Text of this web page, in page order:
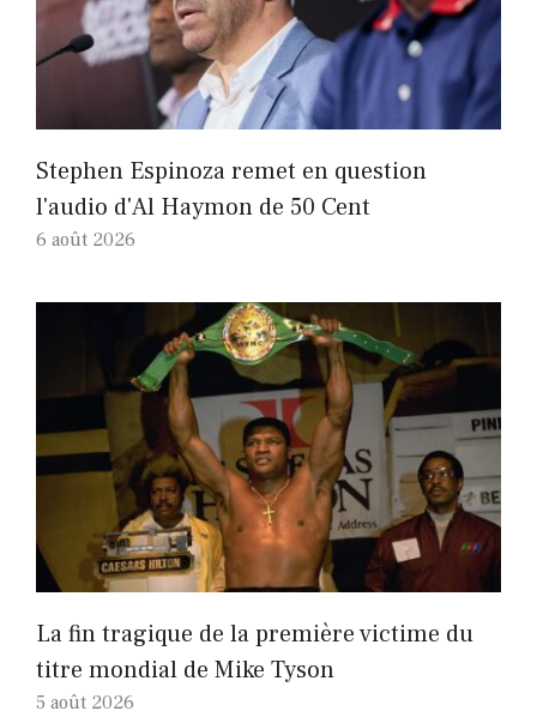
Stephen Espinoza remet en question
l'audio d'Al Haymon de 50 Cent
6 août 2026
La fin tragique de la première victime du
titre mondial de Mike Tyson
5 août 2026